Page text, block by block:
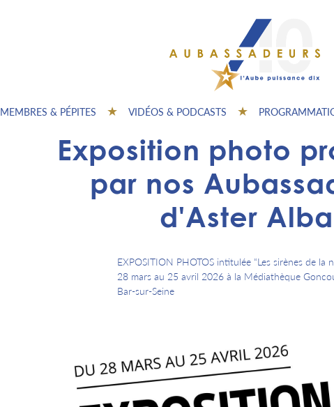
MEMBRES & PÉPITES VIDÉOS & PODCASTS
Exposition photo
par nos
d'Aster Alba
EXPOSITION PHOTOS intitulée “Les sirènes de la
28 mars au 25 avril 2026 à la Médiathèque
Bar-sur-Seine